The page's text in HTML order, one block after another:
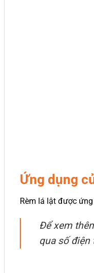
Ứng dụng
Rèm lá lật được
Để xem
qua số